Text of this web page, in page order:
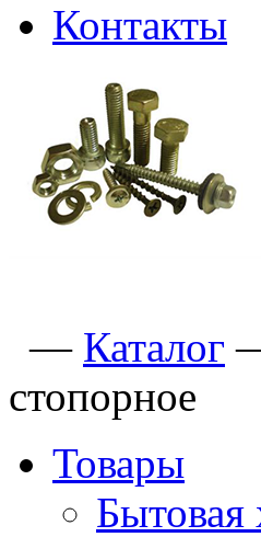
Контакты
— Каталог
стопорное
Товары